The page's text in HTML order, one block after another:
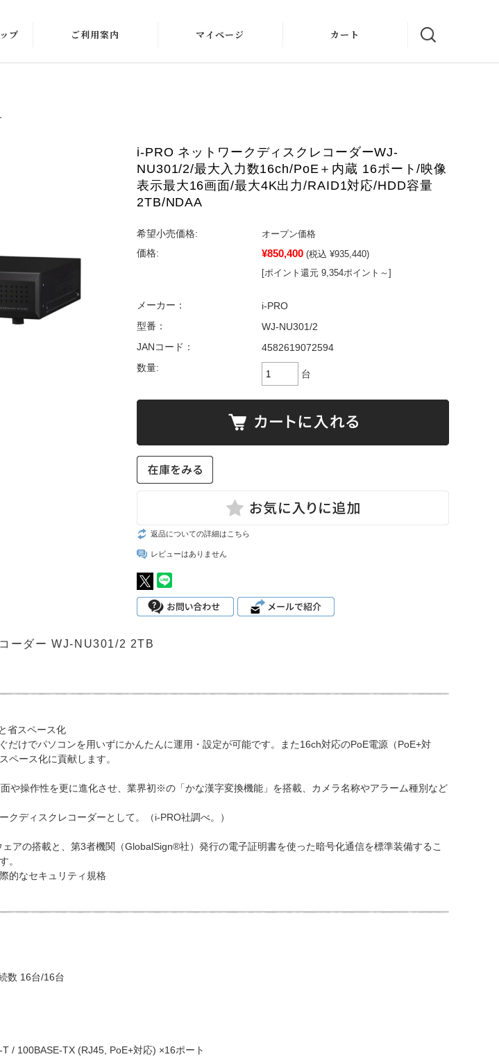
プ ご利用案内 マイページ カート
i-PRO ネットワークディスクレコーダーWJ-
NU301/2/最大入力数16ch/PoE＋内蔵 16ポート/映像
表示最大16画面/最大4K出力/RAID1対応/HDD容量
2TB/NDAA
希望小売価格:
オープン価格
価格:
¥850,400 (税込 ¥935,440)
[ポイント還元 9,354ポイント～]
メーカー：
i-PRO
型番：
WJ-NU301/2
JANコード：
4582619072594
数量:
台
返品についての詳細はこちら
レビューはありません
ーダー WJ-NU301/2 2TB
省スペース化
だけでパソコンを用いずにかんたんに運用・設定が可能です。また16ch対応のPoE電源（PoE+対
ペース化に貢献します。
や操作性を更に進化させ、業界初※の「かな漢字変換機能」を搭載、カメラ名称やアラーム種別など
ディスクレコーダーとして。（i-PRO社調べ。）
アの搭載と、第3者機関（GlobalSign®社）発行の電子証明書を使った暗号化通信を標準装備するこ
。
的なセキュリティ規格
数 16台/16台
/ 100BASE-TX (RJ45, PoE+対応) ×16ポート